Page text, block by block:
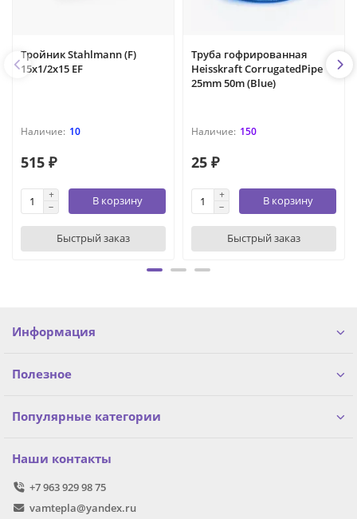
Тройник Stahlmann (F)
15х1/2х15 EF
10
515 ₽
В корзину
Быстрый заказ
Труба гофрированная
Heisskraft CorrugatedPipe
25mm 50m (Blue)
150
25 ₽
В корзину
Быстрый заказ
Информация
Полезное
Популярные категории
Наши контакты
+7 963 929 98 75
vamtepla@yandex.ru